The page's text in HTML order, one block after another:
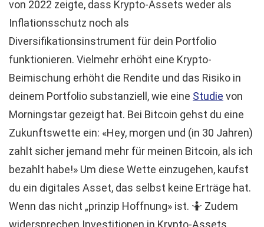
von 2022 zeigte, dass Krypto-Assets weder als
Inflationsschutz noch als
Diversifikationsinstrument für dein Portfolio
funktionieren. Vielmehr erhöht eine Krypto-
Beimischung erhöht die Rendite und das Risiko in
deinem Portfolio substanziell, wie eine Studie von
Morningstar gezeigt hat. Bei Bitcoin gehst du eine
Zukunftswette ein: «Hey, morgen und (in 30 Jahren)
zahlt sicher jemand mehr für meinen Bitcoin, als ich
bezahlt habe!» Um diese Wette einzugehen, kaufst
du ein digitales Asset, das selbst keine Erträge hat.
Wenn das nicht „prinzip Hoffnung» ist. 🤷 Zudem
widersprechen Investitionen in Krypto-Assets